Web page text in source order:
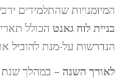
המיומנויות שהתלמידים
בניית לוח גאנט הכולל
הנדרשות על-מנת להוביל
לאורך השנה – במהלך שנת